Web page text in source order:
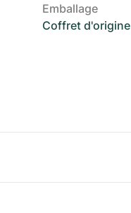
Emballage
Coffret d'origine